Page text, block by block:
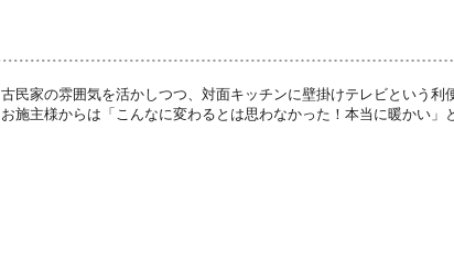
古民家の雰囲気を活かしつつ、対面キッチンに壁掛けテレビという利
お施主様からは「こんなに変わるとは思わなかった！本当に暖かい」